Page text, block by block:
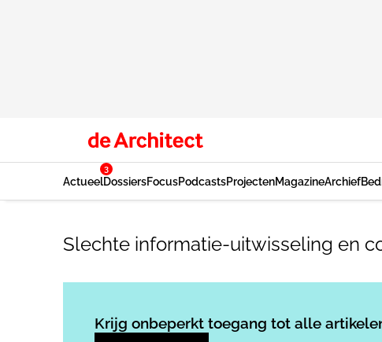
Actueel
3
DossiersFocusPodcastsProjectenMagazineArchief
Slechte informatie-uitwisseling en
Krijg onbeperkt toegang tot alle